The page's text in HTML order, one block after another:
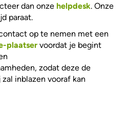
dan onze helpdesk. Onze
paraat.
op te nemen met een
plaatser voordat je begint
zodat deze de
inblazen vooraf kan